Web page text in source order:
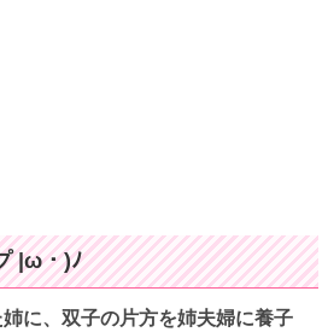
|ω・)ﾉ
に、双子の片方を姉夫婦に養子